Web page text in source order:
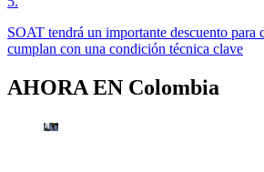
SOAT tendrá un importante descuento para
cumplan con una condición técnica clave
AHORA EN Colombia